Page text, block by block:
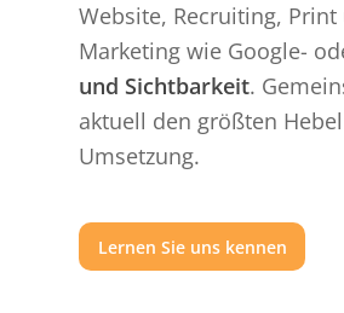
Website, Recruiting,
Marketing wie Google-
und Sichtbarkeit.
aktuell den größten
Umsetzung.
Lernen Sie uns kennen